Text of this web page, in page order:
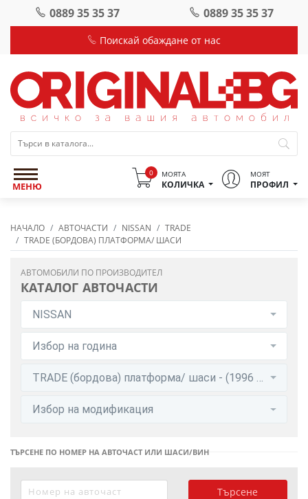
0889 35 35 37 0889 35 35 37
Поискай обаждане от нас
МЕНЮ
0 МОЯТА
КОЛИЧКА
МОЯТ
ПРОФИЛ
НАЧАЛО АВТОЧАСТИ NISSAN
TRADE
TRADE (БОРДОВА) ПЛАТФОРМА/ ШАСИ
АВТОМОБИЛИ ПО ПРОИЗВОДИТЕЛ
КАТАЛОГ АВТОЧАСТИ
NISSAN
Избор на година
TRADE (бордова) платформа/ шаси - (1996 - 2001)
Избор на модификация
ТЪРСЕНЕ ПО НОМЕР НА АВТОЧАСТ ИЛИ ШАСИ/ВИН
Търсене